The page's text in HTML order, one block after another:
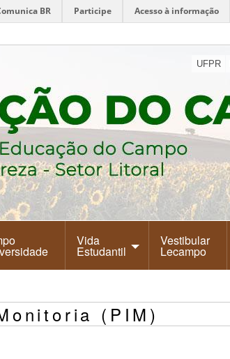
BR Participe Acesso à informação
UFPR
Vida
Estudantil
Vestibular
Lecampo
(PIM)